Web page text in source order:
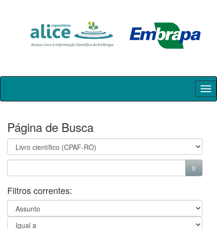
Skip
Página de Busca
Filtros correntes: